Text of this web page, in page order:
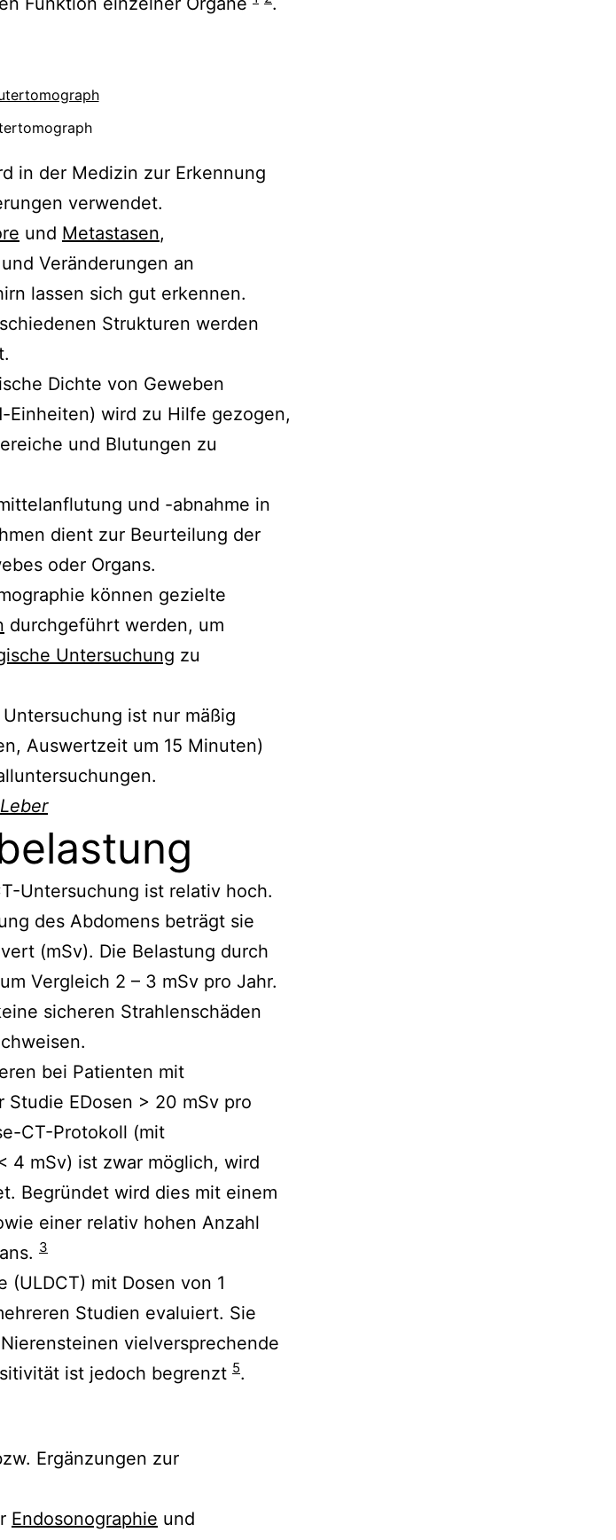
in der Medizin zur Erkennung
verwendet.
und Metastasen,
Veränderungen an
lassen sich gut erkennen.
Strukturen werden
Dichte von Geweben
Einheiten) wird zu Hilfe gezogen,
und Blutungen zu
und -abnahme in
dient zur Beurteilung der
oder Organs.
können gezielte
durchgeführt werden, um
Untersuchung zu
ist nur mäßig
Auswertzeit um 15 Minuten)
Untersuchung ist relativ hoch.
des Abdomens beträgt sie
(mSv). Die Belastung durch
Vergleich 2 – 3 mSv pro Jahr.
sicheren Strahlenschäden
bei Patienten mit
EDosen > 20 mSv pro
CT-Protokoll (mit
4 mSv) ist zwar möglich, wird
Begründet wird dies mit einem
einer relativ hohen Anzahl
3
mit Dosen von 1
Studien evaluiert. Sie
vielversprechende
ist jedoch begrenzt 5.
Ergänzungen zur
Endosonographie und